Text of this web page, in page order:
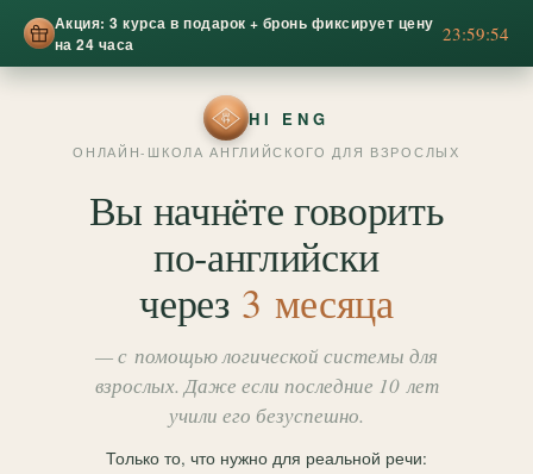
Акция: 3 курса в подарок + бронь фиксирует цену
на 24 часа
23:59:52
HI ENG
ОНЛАЙН-ШКОЛА АНГЛИЙСКОГО ДЛЯ ВЗРОСЛЫХ
Вы начнёте говорить
по‑английски
через 3 месяца
— с помощью логической системы для
взрослых. Даже если последние 10 лет
учили его безуспешно.
Только то, что нужно для реальной речи: